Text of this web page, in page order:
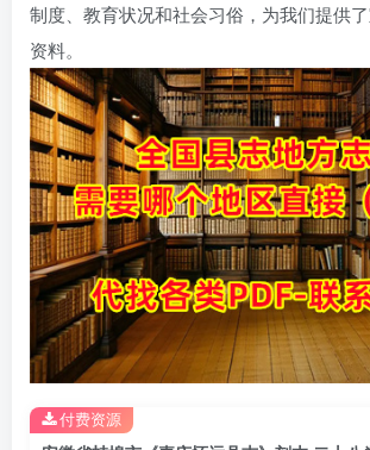
制度、教育状况和社会习俗，为我们提供
资料。
付费资源